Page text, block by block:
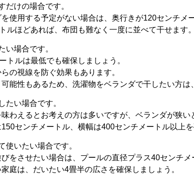
だけの場合です。
使用する予定がない場合は、奥行きが120センチメ
ルほどあれば、布団も難なく一度に並べて干せます。
い場合です。
トルは最低でも確保しましょう。
の視線を防ぐ効果もあります。
能性もあるため、洗濯物をベランダで干したい方は
たい場合です。
わえるとお考えの方は多いですが、ベランダが狭い
センチメートル、横幅は400センチメートル以上を
使いたい場合です。
をさせたい場合は、プールの直径プラス40センチ
庭は、だいたい4畳半の広さを確保しましょう。